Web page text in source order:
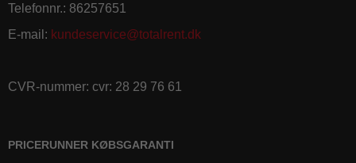
Telefonnr.: 86257651
E-mail : kundeservice@totalrent.dk
CVR-nummer: cvr: 28 29 76 61
PRICERUNNER KØBSGARANTI